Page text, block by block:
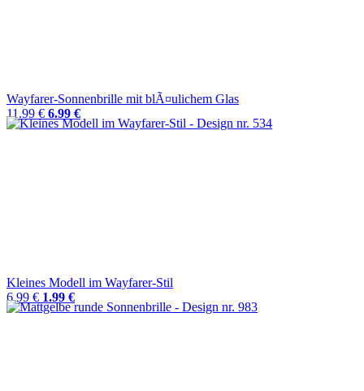
Wayfarer-Sonnenbrille mit blÃ¤ulichem Glas
11.99 € 6.99 €
Kleines Modell im Wayfarer-Stil
6.99 € 1.99 €